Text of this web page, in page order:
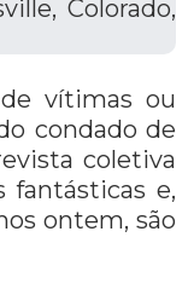
vítimas ou
condado de
coletiva
fantásticas e,
ontem, são